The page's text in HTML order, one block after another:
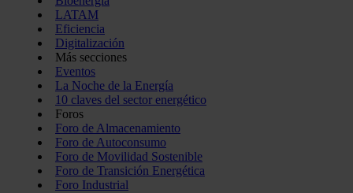
LATAM
Eficiencia
Digitalización
Más secciones
Eventos
La Noche de la Energía
10 claves del sector energético
Foros
Foro de Almacenamiento
Foro de Autoconsumo
Foro de Movilidad Sostenible
Foro de Transición Energética
Foro Industrial